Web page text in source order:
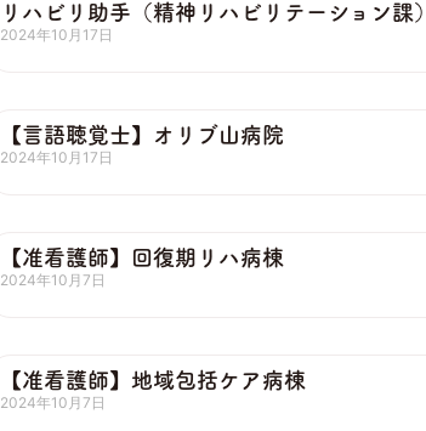
リハビリ助手（精神リハビリテーション課）
2024年10月17日
【言語聴覚士】オリブ山病院
2024年10月17日
【准看護師】回復期リハ病棟
2024年10月7日
【准看護師】地域包括ケア病棟
2024年10月7日